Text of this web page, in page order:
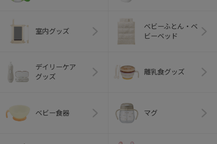
室内グッズ
ベビーふとん・ベ
ビーベッド
デイリーケア
グッズ
離乳食グッズ
ベビー食器 マグ